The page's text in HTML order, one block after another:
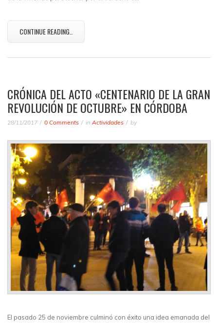
CONTINUE READING..
CRÓNICA DEL ACTO «CENTENARIO DE LA GRAN
REVOLUCIÓN DE OCTUBRE» EN CÓRDOBA
28/11/2017 0 Comments in Actividades by
El pasado 25 de noviembre culminó con éxito una idea emanada del